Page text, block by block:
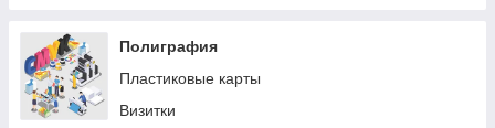
Полиграфия
Пластиковые карты
Визитки